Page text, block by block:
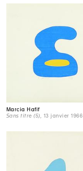
Marcia Hafif
Sans titre (5) , 13 janvier 1966